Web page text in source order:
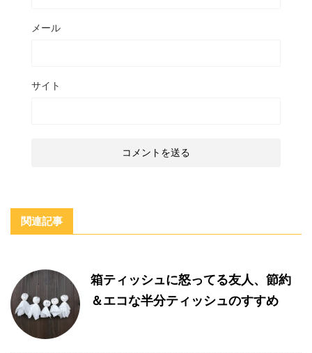
メール
サイト
関連記事
箱ティッシュに怒ってる友人、節約
＆エコな半分ティッシュのすすめ